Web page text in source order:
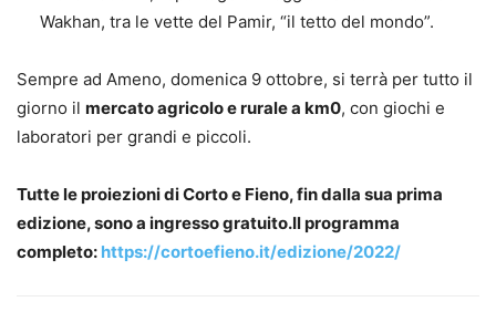
Wakhan, tra le vette del Pamir, “il tetto del mondo”.
Sempre ad Ameno, domenica 9 ottobre, si terrà per tutto il
giorno il mercato agricolo e rurale a km0, con giochi e
laboratori per grandi e piccoli.
Tutte le proiezioni di Corto e Fieno, fin dalla sua prima
edizione, sono a ingresso gratuito.Il programma
completo: https://cortoefieno.it/edizione/2022/